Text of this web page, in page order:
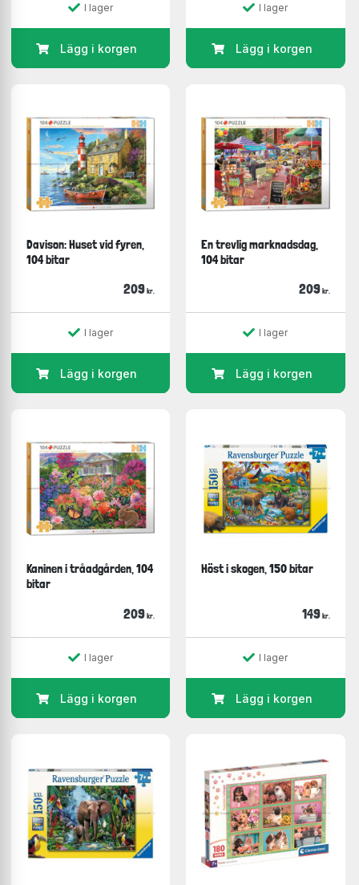
I lager
Lägg i korgen
I lager
Lägg i korgen
Davison: Huset vid fyren,
104 bitar
209 kr.
I lager
Lägg i korgen
En trevlig marknadsdag,
104 bitar
209 kr.
I lager
Lägg i korgen
Kaninen i tråadgården, 104
bitar
209 kr.
I lager
Lägg i korgen
Höst i skogen, 150 bitar
149 kr.
I lager
Lägg i korgen